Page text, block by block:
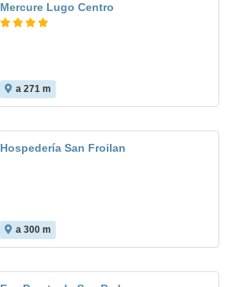
Mercure Lugo Centro
a 271 m
Hospedería San Froilan
a 300 m